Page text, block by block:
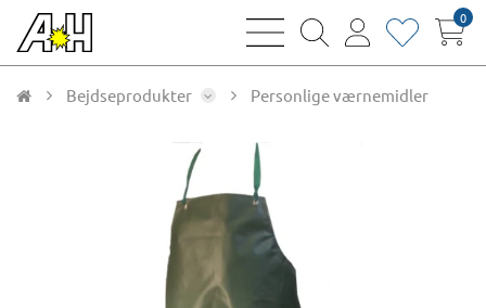
bars
magnifying
user
heart0
Bejdseprodukter Personlige værnemidler